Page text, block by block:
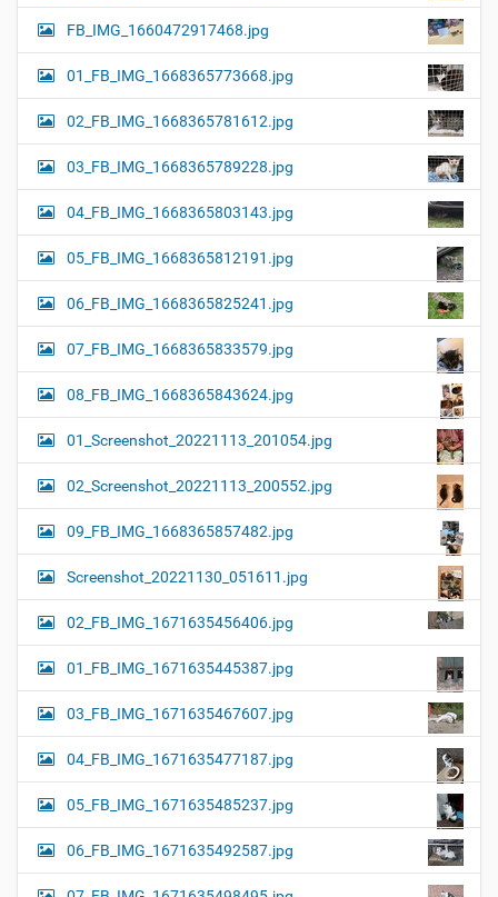
FB_IMG_1660472917468.jpg
01_FB_IMG_1668365773668.jpg
02_FB_IMG_1668365781612.jpg
03_FB_IMG_1668365789228.jpg
04_FB_IMG_1668365803143.jpg
05_FB_IMG_1668365812191.jpg
06_FB_IMG_1668365825241.jpg
07_FB_IMG_1668365833579.jpg
08_FB_IMG_1668365843624.jpg
01_Screenshot_20221113_201054.jpg
02_Screenshot_20221113_200552.jpg
09_FB_IMG_1668365857482.jpg
Screenshot_20221130_051611.jpg
02_FB_IMG_1671635456406.jpg
01_FB_IMG_1671635445387.jpg
03_FB_IMG_1671635467607.jpg
04_FB_IMG_1671635477187.jpg
05_FB_IMG_1671635485237.jpg
06_FB_IMG_1671635492587.jpg